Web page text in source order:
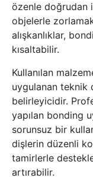
özenle doğrudan
objelerle
alışkanlıklar,
kısaltabilir.
Kullanılan
uygulanan teknik
belirleyicidir.
yapılan bonding
sorunsuz bir
dişlerin düzenli
tamirlerle
artırabilir.